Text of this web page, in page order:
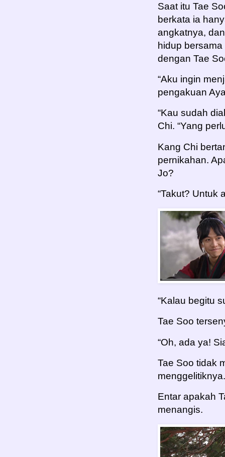
Saat itu Tae
berkata ia
angkatnya,
hidup
dengan Tae
“Aku ingin
pengakuan
“Kau sudah
Chi. “Yang
Kang Chi
pernikahan.
Jo?
“Takut? Untuk
“Kalau begitu
Tae Soo
“Oh, ada ya!
Tae Soo tidak
Entar apakah
menangis.